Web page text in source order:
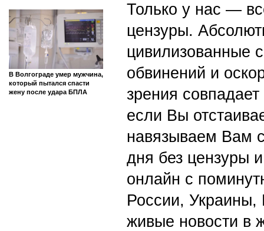
В Волгограде умер мужчина,
который пытался спасти
жену после удара БПЛА
Только у нас —
цензуры.
цивилизованные
обвинений и
зрения
если Вы
навязываем Вам
дня без цензуры
онлайн с
России,
живые новости в